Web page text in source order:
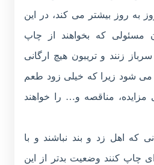
به روز بیشتر می کند، در این
مسئولی که بخواهند از چاپ
زنند و تریبون هیچ ارگانی
می شود زیرا که خیلی زود طعم
مناقصه و… را خواهند
که اهل زد و بند نباشند و با
ای چاپ کنند وضعیت بدتر از این